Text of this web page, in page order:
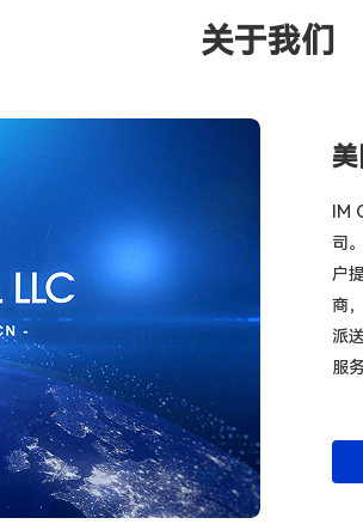
关于我们
IM
司
户
商
派
服